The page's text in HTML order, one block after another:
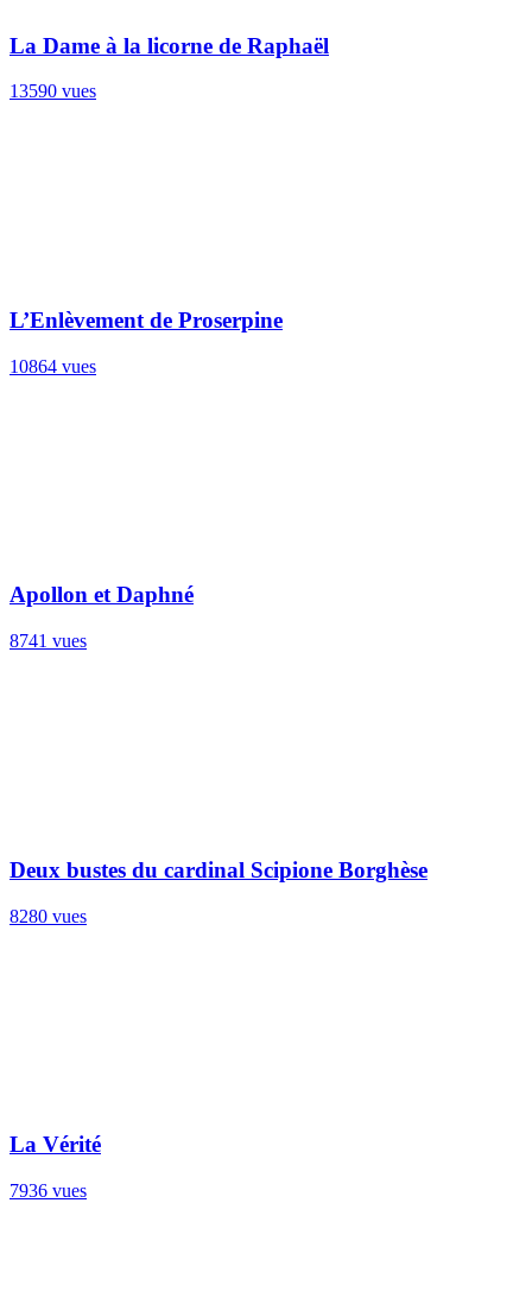
La Dame à la licorne de Raphaël
13590 vues
L’Enlèvement de Proserpine
10864 vues
Apollon et Daphné
8741 vues
Deux bustes du cardinal Scipione Borghèse
8280 vues
La Vérité
7936 vues